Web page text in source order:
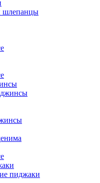
шлепанцы
пиджаки